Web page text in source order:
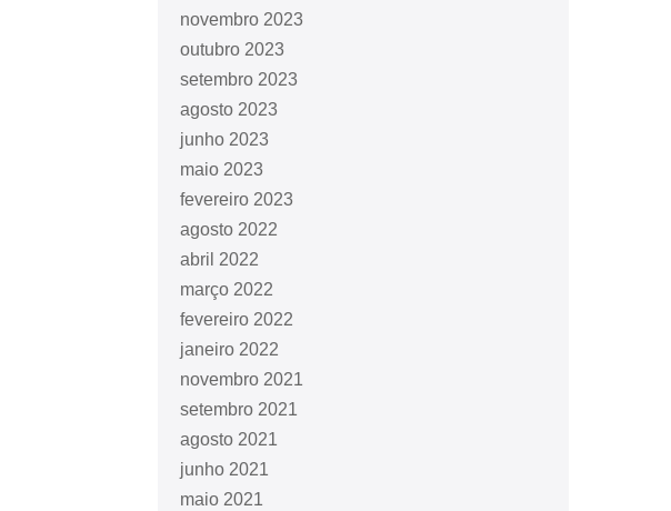
novembro 2023
outubro 2023
setembro 2023
agosto 2023
junho 2023
maio 2023
fevereiro 2023
agosto 2022
abril 2022
março 2022
fevereiro 2022
janeiro 2022
novembro 2021
setembro 2021
agosto 2021
junho 2021
maio 2021